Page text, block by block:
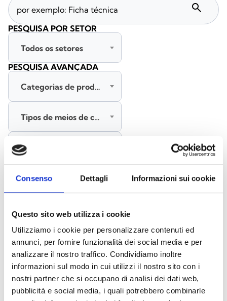
Consenso Dettagli Informazioni sui cookie
Questo sito web utilizza i cookie
Utilizziamo i cookie per personalizzare contenuti ed
annunci, per fornire funzionalità dei social media e per
analizzare il nostro traffico. Condividiamo inoltre
informazioni sul modo in cui utilizzi il nostro sito con i
nostri partner che si occupano di analisi dei dati web,
pubblicità e social media, i quali potrebbero combinarle
Acessórios bases EB00 - Materiais(47)
Documentos(6992)
Selecionar tudo
Inicie sessão antes de descarregar os conteúdos
através do íconelock
search
PESQUISA POR SETOR
Todos os setores
PESQUISA AVANÇADA
Categorias de produtos
Tipos de meios de comunicação
Todas as línguas
LIMPAR FILTROS